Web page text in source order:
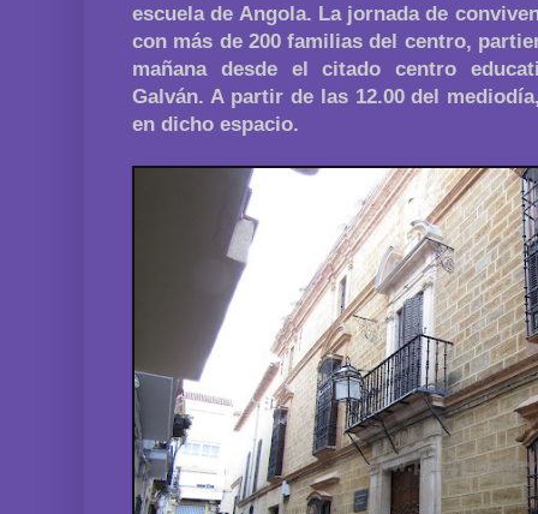
escuela de Angola. La jornada de
con más de 200 familias del centro,
mañana desde el citado centro
Galván. A partir de las 12.00 del
en dicho espacio.